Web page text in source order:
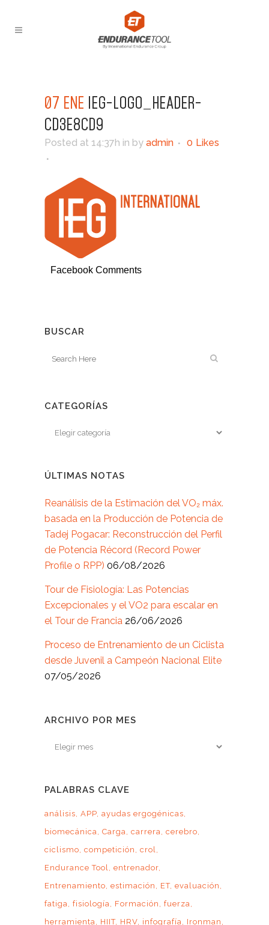
07 ENE IEG-LOGO_HEADER-
CD3E8CD9
Posted at 14:37h in by admin 0 Likes
Facebook Comments
BUSCAR
CATEGORÍAS
ÚLTIMAS NOTAS
Reanálisis de la Estimación del VO₂ máx.
basada en la Producción de Potencia de
Tadej Pogacar: Reconstrucción del Perfil
de Potencia Récord (Record Power
Profile o RPP) 06/08/2026
Tour de Fisiología: Las Potencias
Excepcionales y el VO2 para escalar en
el Tour de Francia 26/06/2026
Proceso de Entrenamiento de un Ciclista
desde Juvenil a Campeón Nacional Elite
07/05/2026
ARCHIVO POR MES
Archivo
PALABRAS CLAVE
análisis APP ayudas ergogénicas
biomecánica Carga carrera cerebro
ciclismo competición
crol
Endurance Tool entrenador
Entrenamiento estimación ET evaluación
fatiga fisiología Formación
fuerza
herramienta
HIIT HRV infografía
Ironman